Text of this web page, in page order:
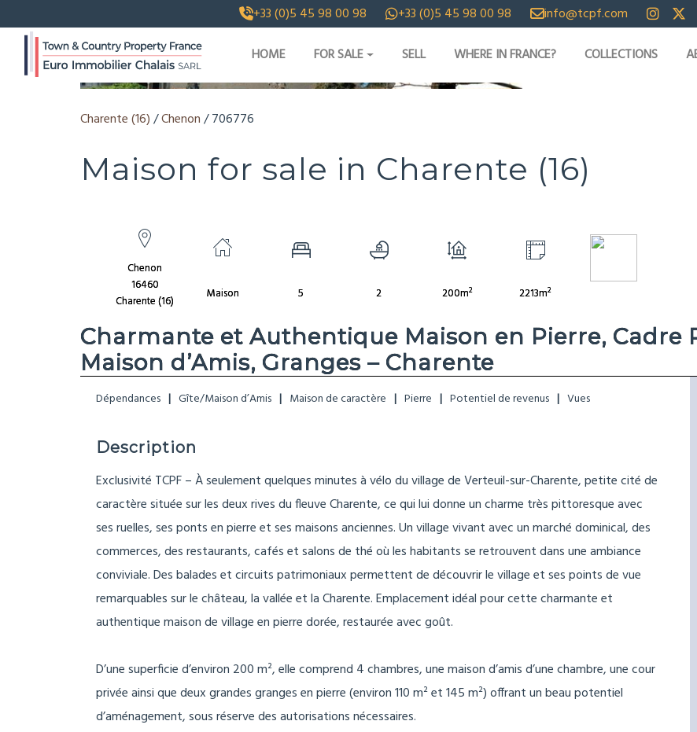
+33 (0)5 45 98 00 98 +33 (0)5 45 98 00 98 info@tcpf.com
HOME FOR SALE SELL WHERE IN FRANCE? COLLECTIONS
SHOW [IMAGES_COUNT] PHOTOS AND VIDEOS
Charente (16)/Chenon/ 706776
Maison for sale in Charente (16)
Chenon
16460
Charente (16)
Maison 5 2 200m2 2213m2
Charmante et Authentique Maison en Pierre, Cadre
Maison d’Amis, Granges – Charente
Dépendances Gîte/Maison d’Amis Maison de caractère Pierre Potentiel de revenus Vues
Description
Exclusivité TCPF – À seulement quelques minutes à vélo du village de Verteuil-sur-Charente, petite cité de
caractère située sur les deux rives du fleuve Charente, ce qui lui donne un charme très pittoresque avec
ses ruelles, ses ponts en pierre et ses maisons anciennes. Un village vivant avec un marché dominical, des
commerces, des restaurants, cafés et salons de thé où les habitants se retrouvent dans une ambiance
conviviale. Des balades et circuits patrimoniaux permettent de découvrir le village et ses points de vue
remarquables sur le château, la vallée et la Charente. Emplacement idéal pour cette charmante et
authentique maison de village en pierre dorée, restaurée avec goût.
D’une superficie d’environ 200 m², elle comprend 4 chambres, une maison d’amis d’une chambre, une cour
privée ainsi que deux grandes granges en pierre (environ 110 m² et 145 m²) offrant un beau potentiel
d’aménagement, sous réserve des autorisations nécessaires.